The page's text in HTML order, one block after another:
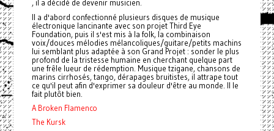
, il a décidé de devenir musicien.
Il a d'abord confectionné plusieurs disques de musique
électronique lancinante avec son projet Third Eye
Foundation, puis il s'est mis à la folk, la combinaison
voix/douces mélodies mélancoliques/guitare/petits machins
lui semblant plus adaptée à son Grand Projet : sonder le plus
profond de la tristesse humaine en cherchant quelque part
une frêle lueur de rédemption. Musique tzigane, chansons de
marins cirrhosés, tango, dérapages bruitistes, il attrape tout
ce qu'il peut afin d'exprimer sa douleur d'être au monde. Il le
fait plutôt bien.
A Broken Flamenco
The Kursk